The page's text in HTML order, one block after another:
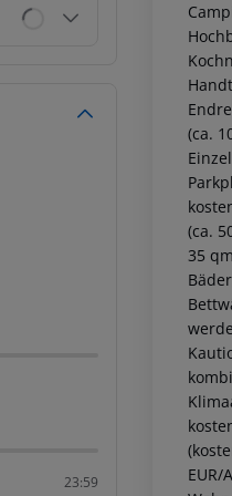
23:59
(ca.
(ca.
35